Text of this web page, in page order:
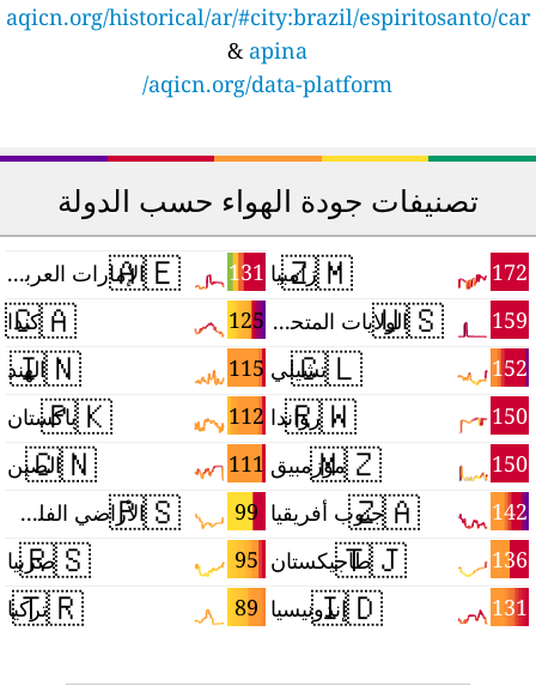
aqicn.org/historical/ar/#city:brazil/espiritosanto/car
apina
&
aqicn.org/data-platform/
تصنيفات جودة الهواء حسب الدولة
🇿🇲 172 زامبيا
🇺🇸 159 الولايات المتحدة
🇨🇱 152 تشيلي
🇷🇼 150 رواندا
🇲🇿 150 موزمبيق
🇿🇦 142 جنوب أفريقيا
🇹🇯 136 طاجيكستان
🇮🇩 131 إندونيسيا
🇦🇪 131 الإمارات العربية المتحدة
🇨🇦 125 كندا
🇮🇳 115 الهند
🇵🇰 112 باكستان
🇨🇳 111 الصين
🇵🇸 99 الأراضي الفلسطينية
🇷🇸 95 صربيا
🇹🇷 89 تركيا